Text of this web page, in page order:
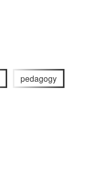
pedagogy